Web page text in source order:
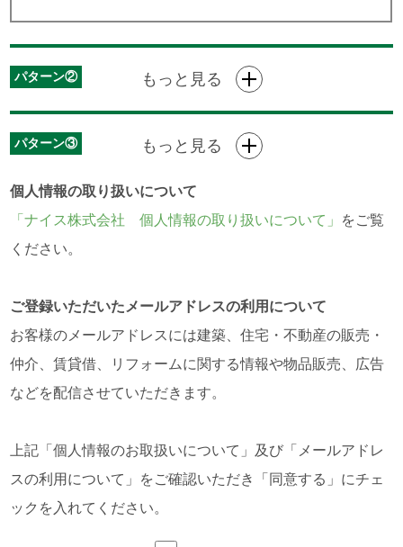
パターン② もっと見る
パターン③ もっと見る
個人情報の取り扱いについて
「ナイス株式会社 個人情報の取り扱いについて」
をご覧
ください。
ご登録いただいたメールアドレスの利用について
お客様のメールアドレスには建築、住宅・不動産の販売・
仲介、賃貸借、リフォームに関する情報や物品販売、広告
などを配信させていただきます。
上記「個人情報のお取扱いについて」及び「メールアドレ
スの利用について」をご確認いただき「同意する」にチェ
ックを入れてください。